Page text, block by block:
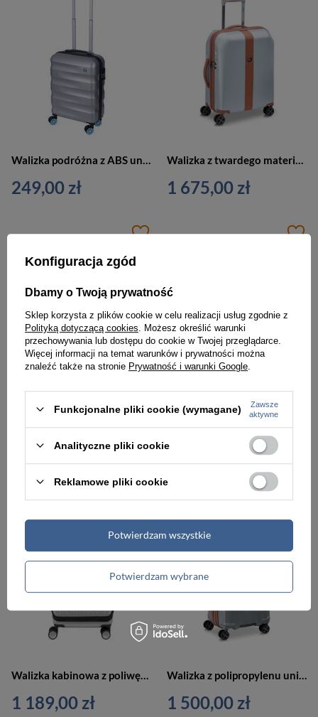
249,00 zł 1 675,00 zł
Walizka twarda z poliwęglanu unisex Delsey Securitime Zip duża 73 cm srebrna
1 819,00 zł 2 059,00 zł
1 189,00 zł 1 500,00 zł
Konfiguracja zgód
Dbamy o Twoją prywatność
Sklep korzysta z plików cookie w celu realizacji usług zgodnie z
Polityką dotyczącą cookies . Możesz określić warunki
przechowywania lub dostępu do cookie w Twojej przeglądarce.
Więcej informacji na temat warunków i prywatności można
znaleźć także na stronie Prywatność i warunki Google
Funkcjonalne pliki cookie (wymagane)
Zawsze
aktywne
Analityczne pliki cookie
Reklamowe pliki cookie
Potwierdzam wybrane
Potwierdzam wszystkie